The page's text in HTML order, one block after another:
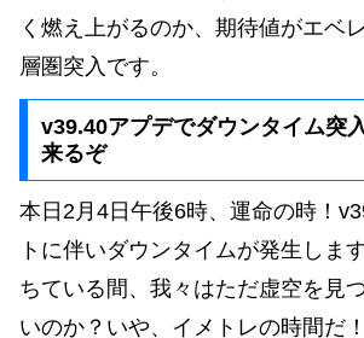
く燃え上がるのか、期待値がエベ
層圏突入です。
v39.40アプデでダウンタイム突
来るぞ
本日2月4日午後6時、運命の時！
トに伴いダウンタイムが発生しま
ちている間、我々はただ虚空を見
いのか？いや、イメトレの時間だ